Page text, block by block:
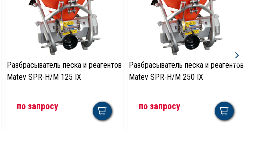
Разбрасыватель песка и реагентов
Matev SPR-H/M 125 IX
по запросу
Разбрасыватель песка и реагентов
Matev SPR-H/M 250 IX
по запросу